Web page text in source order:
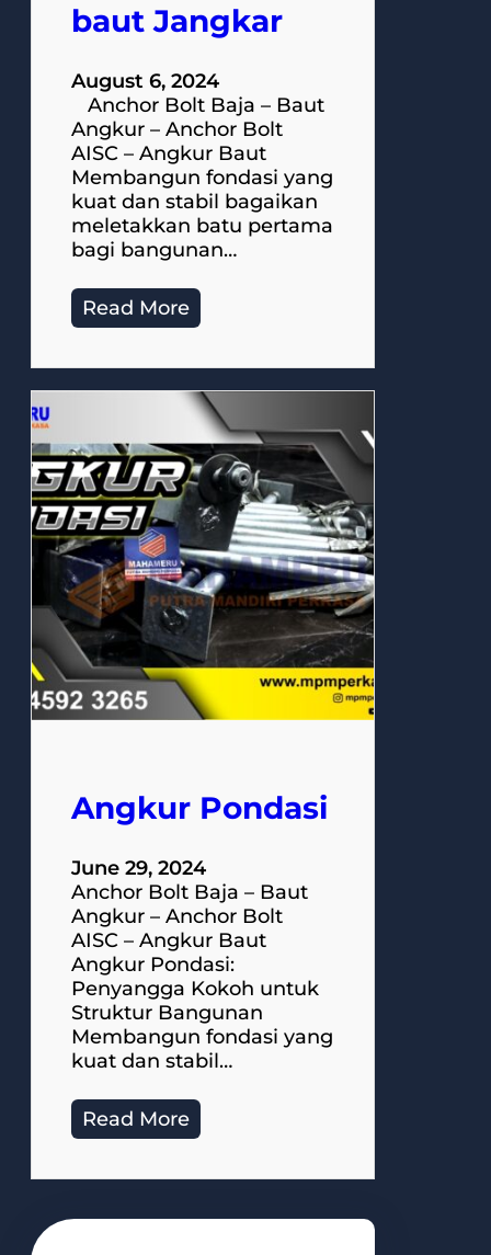
baut Jangkar
August 6, 2024
Anchor Bolt Baja – Baut
Angkur – Anchor Bolt
AISC – Angkur Baut
Membangun fondasi yang
kuat dan stabil bagaikan
meletakkan batu pertama
bagi bangunan…
Read More
Angkur Pondasi
June 29, 2024
Anchor Bolt Baja – Baut
Angkur – Anchor Bolt
AISC – Angkur Baut
Angkur Pondasi:
Penyangga Kokoh untuk
Struktur Bangunan
Membangun fondasi yang
kuat dan stabil…
Read More